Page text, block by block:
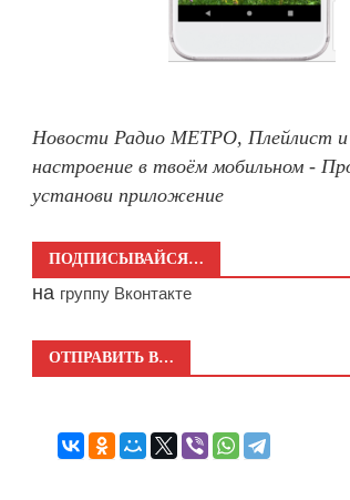
Новости Радио МЕТРО, Плейлист и
настроение в твоём мобильном -
установи приложение
ПОДПИСЫВАЙСЯ…
на группу Вконтакте
ОТПРАВИТЬ В…